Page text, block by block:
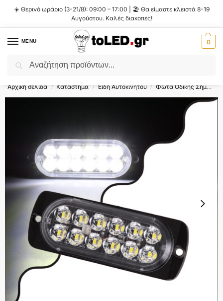
☀️ Θερινό ωράριο (3-21/8): 09:00 – 17:00 | 🏖️ Θα είμαστε κλειστά 8-19
Αυγούστου. Καλές διακοπές!
MENU 0
Flash Sale ⚡ 10% Έκπτωση με τον κωδικό
Αρχική σελίδα / Κατάστημα / Είδη Αυτοκινήτου / Φώτα Οδικής Σήμανσης